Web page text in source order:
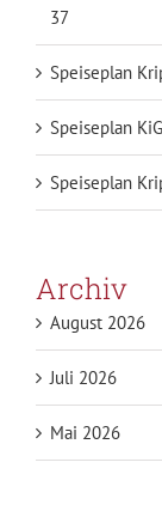
37
Speiseplan
Speiseplan
Speiseplan
Archiv
August 2026
Juli 2026
Mai 2026